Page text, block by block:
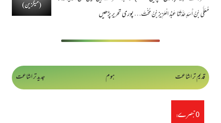
مُعَلَّی بْنُ أَسَدٍ حَدَّثَنَا عَبْدُ الْعَزِيزِ بْنُ مُخْتَ…پوری تحریر پڑھیں
جدید تر اشاعت قدیم تر اشاعت ہوم
0 تبصرے: